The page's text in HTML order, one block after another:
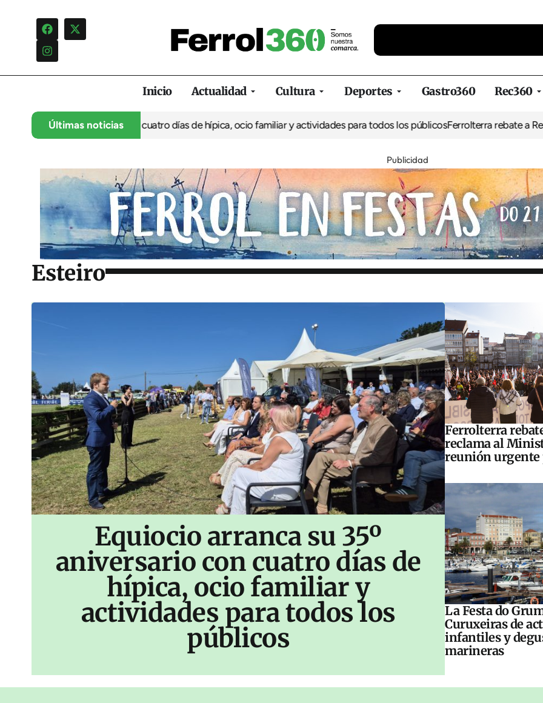
Inicio Actualidad Cultura Deportes Gastro360 Rec360
Últimas noticias
35º aniversario con cuatro días de hípica, ocio familiar y actividades para todos los públicosFerrolterra rebate a Renfe y
Publicidad
Esteiro
Equiocio arranca su 35º
aniversario con cuatro días de
hípica, ocio familiar y
actividades para todos los
públicos
Ferrolterra
reclama al
reunión urgente
La Festa do
Curuxeiras de
infantiles y
marineras